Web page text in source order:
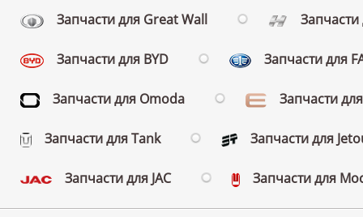
Запчасти для Great Wall
Запчасти для BYD Запчасти для
Запчасти для Omoda Запчасти
Запчасти для Tank Запчасти для
Запчасти для JAC Запчасти для